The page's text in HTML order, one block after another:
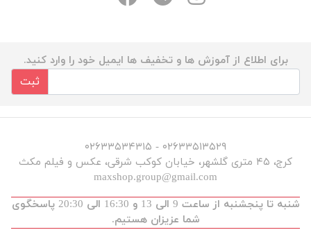
برای اطلاع از آموزش ها و تخفیف ها ایمیل خود را وارد کنید.
ثبت
۰۲۶۳۳۵۱۳۵۲۹ - ۰۲۶۳۳۵۳۴۳۱۵
کرج، ۴۵ متری گلشهر، خیابان کوکب شرقی، عکس و فیلم مکث
maxshop.group@gmail.com
شنبه تا پنجشنبه از ساعت 9 الی 13 و 16:30 الی 20:30 پاسخگوی
شما عزیزان هستیم.